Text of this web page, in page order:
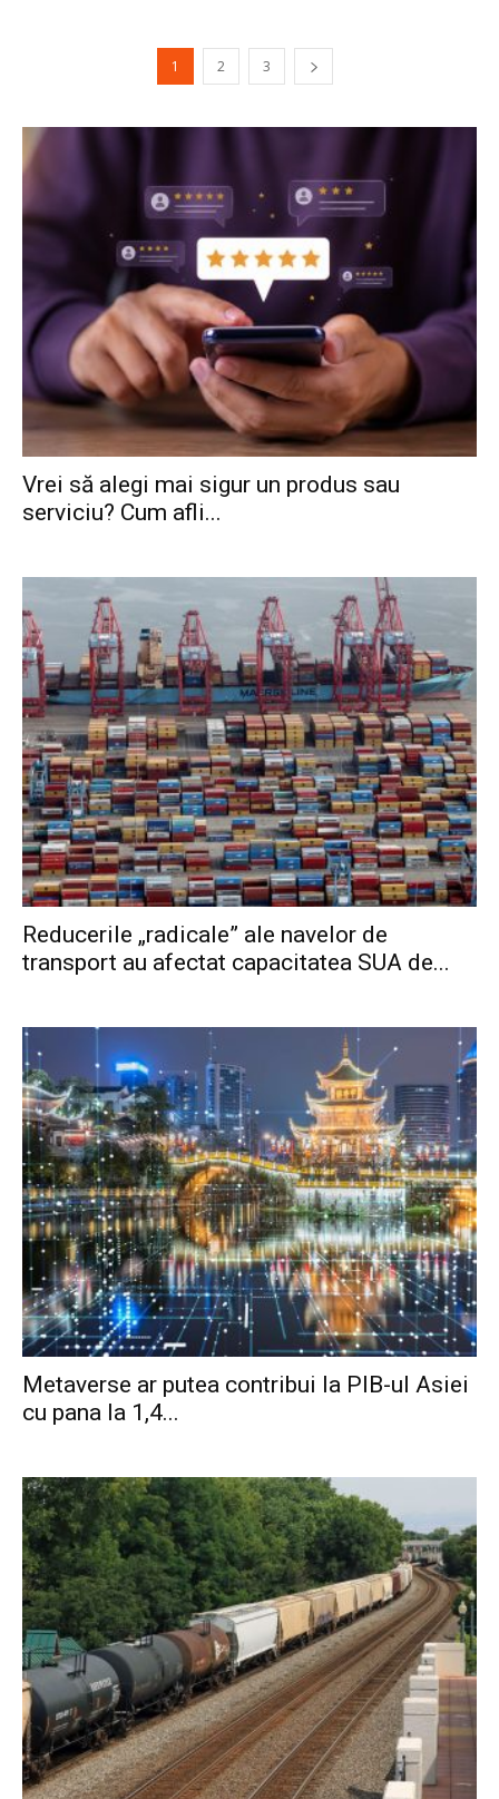
1 2 3
Vrei să alegi mai sigur un produs sau
serviciu? Cum afli...
Reducerile „radicale” ale navelor de
transport au afectat capacitatea SUA de...
Metaverse ar putea contribui la PIB-ul Asiei
cu pana la 1,4...